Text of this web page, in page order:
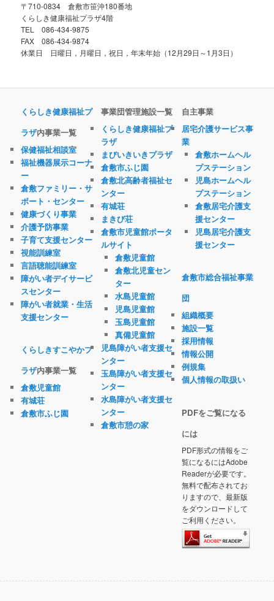
〒710-0834 倉敷市笹沖180番地
くらしき健康福祉プラザ4階
TEL 086-434-9875
FAX 086-434-9874
休業日 日曜日，月曜日，祝日，年末年始（12月29日～1月3日）
くらしき健康福祉プ
ラザ内事業一覧
保健福祉相談室
福祉機器展示コーナ
ー
倉敷ファミリー・サ
ポート・センター
健康づくり事業
介護予防事業
子育て支援センター
視能訓練室
言語聴能訓練室
障がい者デイサービ
スセンター
障がい者就業・生活
支援センター
くらしきすこやかプ
ラザ内事業一覧
倉敷児童館
有城荘
倉敷市ふじ園
事業団管理施設一覧
くらしき健康福祉プ
ラザ
まびいきいきプラザ
倉敷市ふじ園
倉敷北高齢者福祉セ
ンター
有城荘
まきび荘
倉敷市児童館ポータ
ルサイト
倉敷児童館
倉敷北児童セン
ター
水島児童館
児島児童館
玉島児童館
真備児童館
児島障がい者支援セ
ンター
玉島障がい者支援セ
ンター
水島障がい者支援セ
ンター
倉敷市憩の家
自主事業
居宅介護サービス事
業
倉敷ホームヘル
プステーション
児島ホームヘル
プステーション
倉敷居宅介護支
援センター
児島居宅介護支
援センター
倉敷市総合福祉事業
団
組織概要
施設一覧
採用情報
情報公開
例規集
個人情報の取扱い
PDFをご覧になる
には
PDF形式の情報をご
覧になるにはAdobe
Readerが必要です。
無料で配布されてお
りますので、最新版
をダウンロードして
ご利用ください。